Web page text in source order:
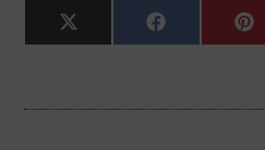
X
(Twitter)
Facebook